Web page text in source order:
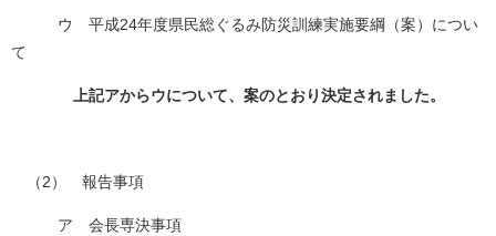
ウ 平成24年度県民総ぐるみ防災訓練実施要綱（案）につい
て
上記アからウについて、案のとおり決定されました。
（2） 報告事項
ア 会長専決事項